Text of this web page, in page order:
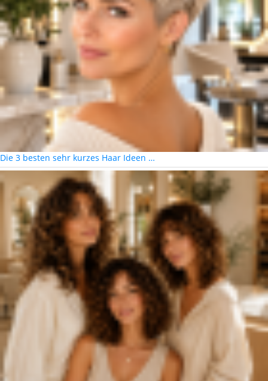
Die 3 besten sehr kurzes Haar Ideen …